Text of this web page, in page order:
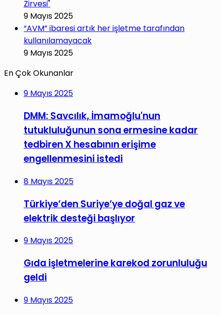
Zirvesi"
9 Mayıs 2025
“AVM” ibaresi artık her işletme tarafından
kullanılamayacak
9 Mayıs 2025
En Çok Okunanlar
9 Mayıs 2025
DMM: Savcılık, İmamoğlu'nun
tutukluluğunun sona ermesine kadar
tedbiren X hesabının erişime
engellenmesini istedi
8 Mayıs 2025
Türkiye’den Suriye’ye doğal gaz ve
elektrik desteği başlıyor
9 Mayıs 2025
Gıda işletmelerine karekod zorunluluğu
geldi
9 Mayıs 2025